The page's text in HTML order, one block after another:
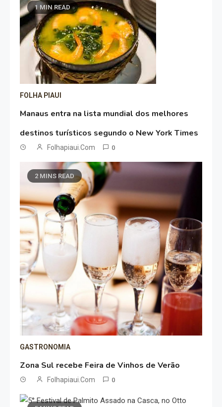
1 MIN READ
FOLHA PIAUI
Manaus entra na lista mundial dos melhores
destinos turísticos segundo o New York Times
Folhapiaui.com 0
2 MINS READ
GASTRONOMIA
Zona Sul recebe Feira de Vinhos de Verão
Folhapiaui.com 0